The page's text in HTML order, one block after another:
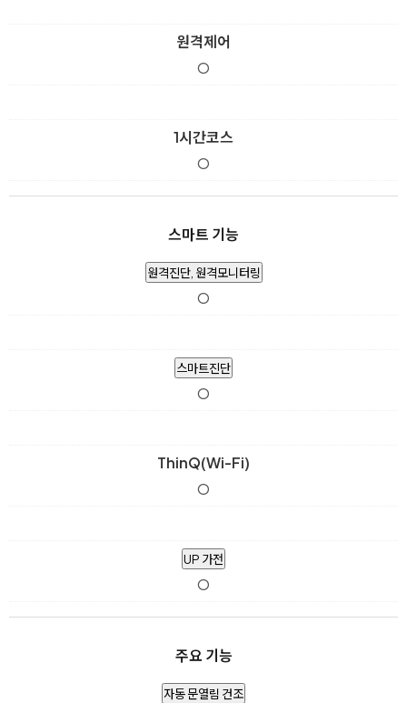
원격제어
O
1시간코스
O
스마트 기능
원격진단, 원격모니터링
O
스마트진단
O
ThinQ(Wi-Fi)
O
UP 가전
O
주요 기능
자동 문열림 건조